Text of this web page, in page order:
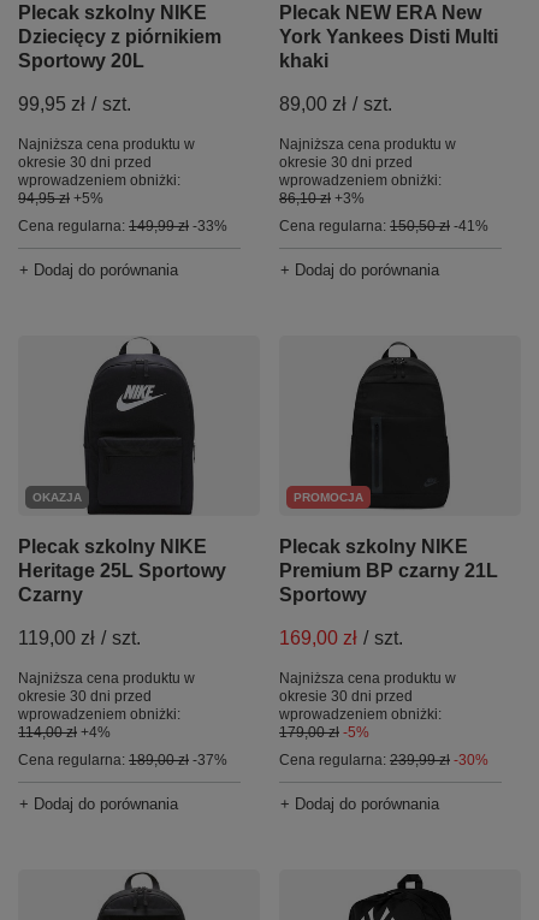
Plecak szkolny NIKE
Dziecięcy z piórnikiem
Sportowy 20L
99,95 zł / szt.
Najniższa cena produktu w
okresie 30 dni przed
wprowadzeniem obniżki:
94,95 zł +5%
Cena regularna: 149,99 zł -33%
+ Dodaj do porównania
Plecak NEW ERA New
York Yankees Disti Multi
khaki
89,00 zł / szt.
Najniższa cena produktu w
okresie 30 dni przed
wprowadzeniem obniżki:
86,10 zł +3%
Cena regularna: 150,50 zł -41%
+ Dodaj do porównania
OKAZJA
Plecak szkolny NIKE
Heritage 25L Sportowy
Czarny
119,00 zł / szt.
Najniższa cena produktu w
okresie 30 dni przed
wprowadzeniem obniżki:
114,00 zł +4%
Cena regularna: 189,00 zł -37%
+ Dodaj do porównania
PROMOCJA
Plecak szkolny NIKE
Premium BP czarny 21L
Sportowy
169,00 zł / szt.
Najniższa cena produktu w
okresie 30 dni przed
wprowadzeniem obniżki:
179,00 zł -5%
Cena regularna: 239,99 zł -30%
+ Dodaj do porównania